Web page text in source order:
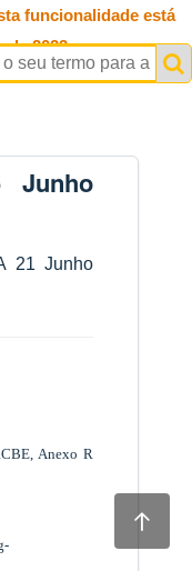
funcionalidade está
de 2022.
Junho
21 Junho
Anexo R